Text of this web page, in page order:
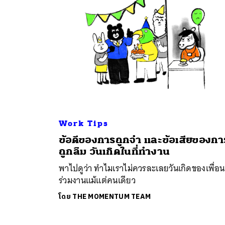
Work Tips
ข้อดีของการถูกจำ และข้อเสียของกา
ถูกลืม วันเกิดในที่ทำงาน
พาไปดูว่า ทำไมเราไม่ควรละเลยวันเกิดของเพื่อน
ร่วมงานแม้แต่คนเดียว
โดย THE MOMENTUM TEAM